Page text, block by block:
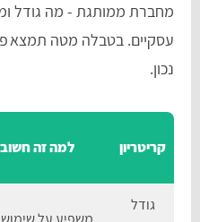
מחברת ממותגת - מה גודל
עסקיים. בטבלה מטה תמצא
נכון.
קריטריון למה זה חשוב
גודל